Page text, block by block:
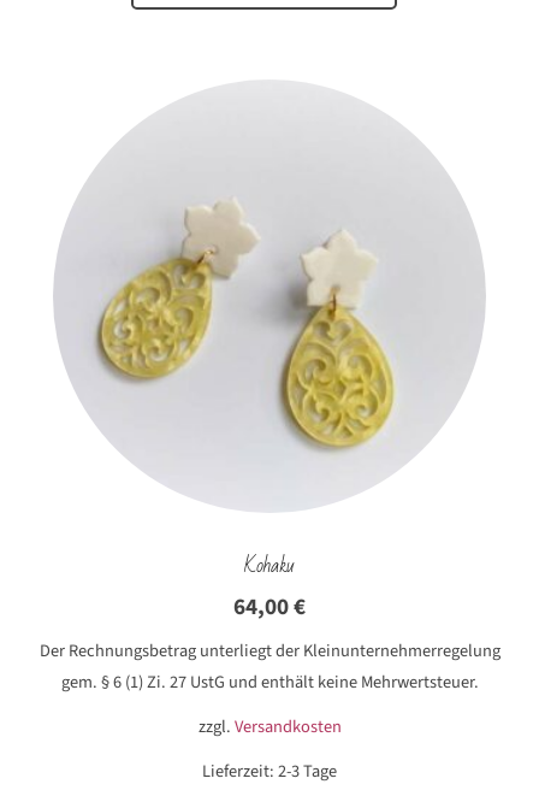
Kohaku
64,00€
Der Rechnungsbetrag unterliegt der Kleinunternehmerregelung
gem. § 6 (1) Zi. 27 UstG und enthält keine Mehrwertsteuer.
zzgl.Versandkosten
Lieferzeit:2-3 Tage